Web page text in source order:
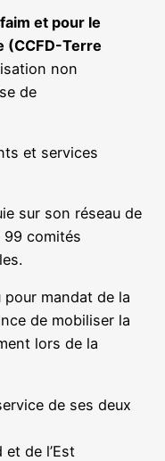
et pour le
(CCFD-Terre
non
de
et services
sur son réseau de
99 comités
pour mandat de la
de mobiliser la
lors de la
de ses deux
et de l’Est